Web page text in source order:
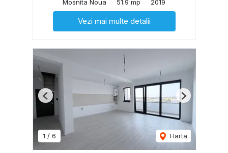
Mosnita Noua 51.9 mp 2019
Vezi mai multe detalii
1 / 6 Harta
Previous Next